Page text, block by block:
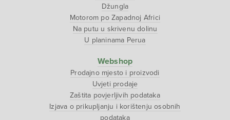
Džungla
Motorom po Zapadnoj Africi
Na putu u skrivenu dolinu
U planinama Perua
Webshop
Prodajno mjesto i proizvodi
Uvjeti prodaje
Zaštita povjerljivih podataka
Izjava o prikupljanju i korištenju osobnih
podataka